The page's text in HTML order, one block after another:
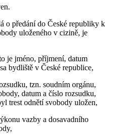
o předání do České republiky k
uloženého v cizině, je
je jméno, příjmení, datum
bydliště v České republice,
tzn. soudním orgánu,
datum a číslo rozsudku,
trest odnětí svobody uložen,
vazby a dosavadního